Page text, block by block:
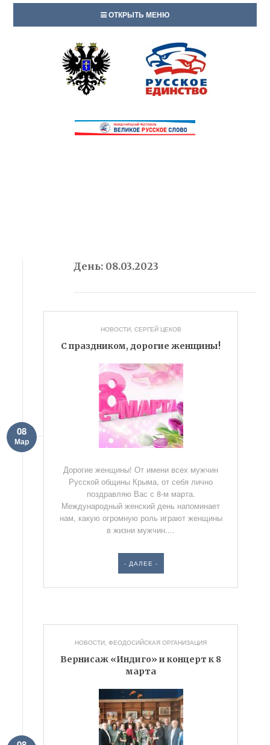
ОТКРЫТЬ МЕНЮ
День: 08.03.2023
НОВОСТИ, СЕРГЕЙ ЦЕКОВ
С праздником, дорогие женщины!
08
Мар
Дорогие женщины! От имени всех мужчин
Русской общины Крыма, от себя лично
поздравляю Вас с 8-м марта.
Международный женский день напоминает
нам, какую огромную роль играют женщины
в жизни мужчин....
- ДАЛЕЕ -
НОВОСТИ,ФЕОДОСИЙСКАЯ ОРГАНИЗАЦИЯ
Вернисаж «Индиго» и концерт к 8
марта